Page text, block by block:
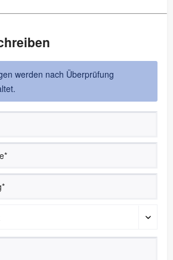
werden nach Überprüfung